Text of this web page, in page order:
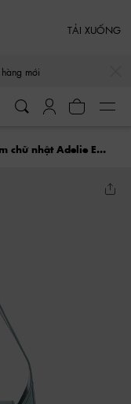
mới
Túi hobo phom chữ nhật Adelie Envelope
TẢI XUỐNG